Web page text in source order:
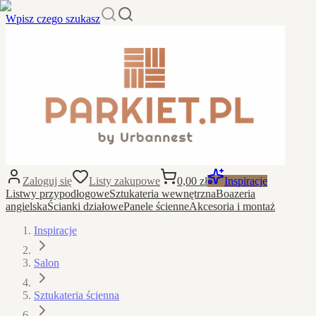
Wpisz czego szukasz
Zaloguj się Listy zakupowe 0,00 zł
Inspiracje
Listwy przypodłogoweSztukateria wewnętrznaBoazeria
angielskaŚcianki działowePanele ścienneAkcesoria i montaż
Inspiracje
Salon
Sztukateria ścienna